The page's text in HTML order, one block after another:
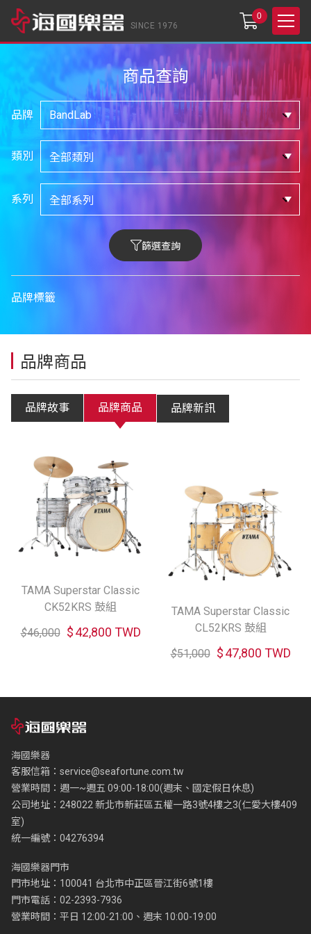
SINCE 1976
0
商品查詢
品牌
類別
系列
篩選查詢
品牌標籤
品牌商品
品牌故事 品牌商品 品牌新訊
TAMA Superstar Classic
CK52KRS 鼓組
$46,000 $42,800 TWD
TAMA Superstar Classic
CL52KRS 鼓組
$51,000 $47,800 TWD
海國樂器
客服信箱： service@seafortune.com.tw
營業時間：週一~週五 09:00-18:00(週末、國定假日休息)
公司地址：248022 新北市新莊區五權一路3號4樓之3(仁愛大樓409
室)
統一編號：04276394
海國樂器門市
門市地址：100041 台北市中正區晉江街6號1樓
門市電話：02-2393-7936
營業時間：平日 12:00-21:00、週末 10:00-19:00